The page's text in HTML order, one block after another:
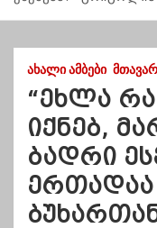
ᲐᲮᲐᲚᲘ ᲐᲛᲑᲔᲑᲘ
“ეხლა რა
იქნებ,
ბადრი